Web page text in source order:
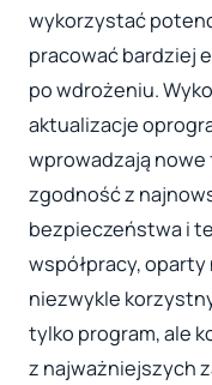
wykorzystać
pracować bardziej
po wdrożeniu.
aktualizacje
wprowadzają nowe
zgodność z
bezpieczeństwa i
współpracy,
niezwykle
tylko program, ale
z najważniejszych